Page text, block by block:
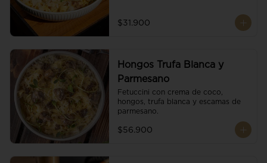
$31.900
Hongos Trufa Blanca y
Parmesano
Fetuccini con crema de coco,
hongos, trufa blanca y escamas de
parmesano.
$56.900